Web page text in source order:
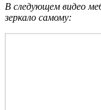
В следующем видео
зеркало самому: